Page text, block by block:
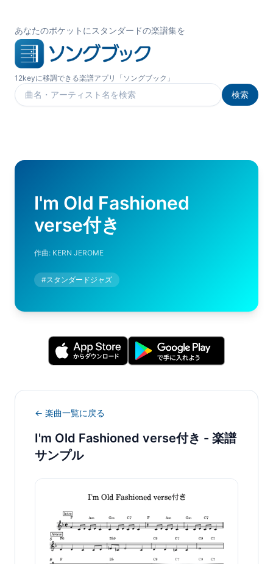
あなたのポケットにスタンダードの楽譜集を
12keyに移調できる楽譜アプリ「ソングブック」
楽曲を検索
検索
I'm Old Fashioned
verse付き
作曲: KERN JEROME
#スタンダードジャズ
← 楽曲一覧に戻る
I'm Old Fashioned verse付き - 楽譜
サンプル